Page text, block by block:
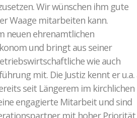
Wir wünschen ihm gute
Waage mitarbeiten kann.
neuen ehrenamtlichen
und bringt aus seiner
wie auch
mit. Die Justiz kennt er u.a.
seit Längerem im kirchlichen
engagierte Mitarbeit und sind
mit hoher Priorität